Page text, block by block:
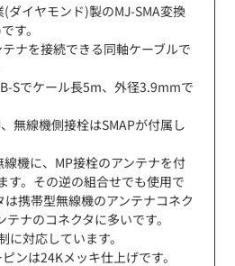
ダイヤモンド)製のMJ-SMA変換
す。
ナを接続できる同軸ケーブルで
Sでケール長5m、外径3.9mmで
無線機側接栓はSMAPが付属し
機に、MP接栓のアンテナを付
す。その逆の組合せでも使用で
は携帯型無線機のアンテナコネク
ナのコネクタに多いです。
に対応しています。
ンは24Kメッキ仕上げです。